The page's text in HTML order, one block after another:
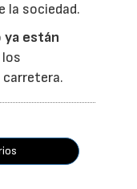
la sociedad.
ya están